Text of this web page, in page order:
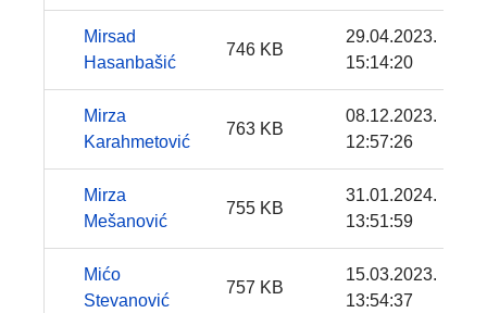
Mirsad
Hasanbašić
746 KB
29.04.2023.
15:14:20
Mirza
Karahmetović
763 KB
08.12.2023.
12:57:26
Mirza
Mešanović
755 KB
31.01.2024.
13:51:59
Mićo
Stevanović
757 KB
15.03.2023.
13:54:37